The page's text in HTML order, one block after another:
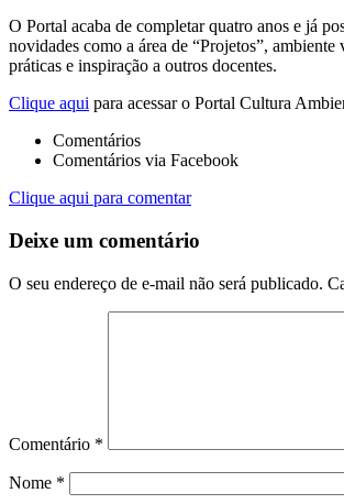
O Portal acaba de completar quatro anos e já
novidades como a área de “Projetos”,
práticas e inspiração a outros docentes.
Clique aqui para acessar o Portal Cultura
Comentários
Comentários via Facebook
Clique aqui para comentar
Deixe um comentário
O seu endereço de e-mail não será publicado.
Comentário *
Nome *